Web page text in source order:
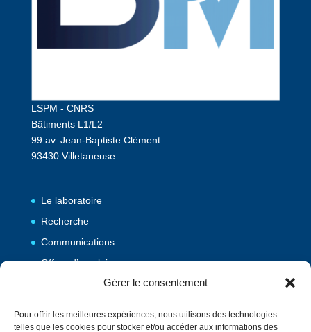
Gérer le consentement
Pour offrir les meilleures expériences, nous utilisons des technologies
telles que les cookies pour stocker et/ou accéder aux informations des
LSPM - CNRS
Bâtiments L1/L2
99 av. Jean-Baptiste Clément
93430 Villetaneuse
Le laboratoire
Recherche
Communications
Offres d’emploi
Publications